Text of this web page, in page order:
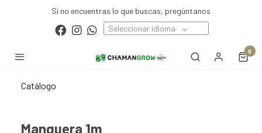
Si no encuentras lo que buscas, pregúntanos
Seleccionar idioma
0
Catálogo
Manguera 1m